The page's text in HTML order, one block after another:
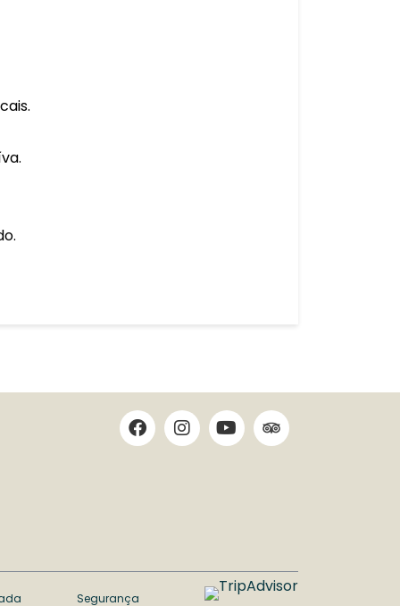
Segurança